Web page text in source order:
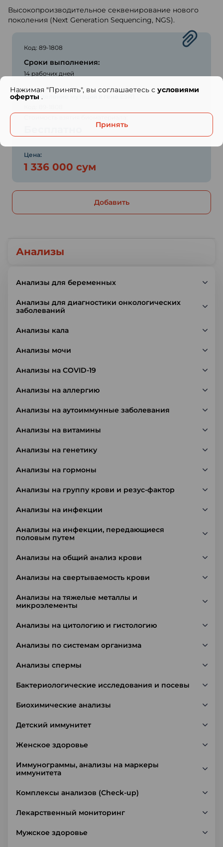
Анализы
Анализы для беременных
Анализы для диагностики онкологических
заболеваний
Анализы кала
Анализы мочи
Анализы на COVID-19
Анализы на аллергию
Анализы на аутоиммунные заболевания
Анализы на витамины
Анализы на генетику
Анализы на гормоны
Анализы на группу крови и резус-фактор
Анализы на инфекции
Анализы на инфекции, передающиеся
половым путем
Анализы на общий анализ крови
Анализы на свертываемость крови
Анализы на тяжелые металлы и
микроэлементы
Анализы на цитологию и гистологию
Анализы по системам организма
Анализы спермы
Бактериологические исследования и посевы
Биохимические анализы
Детский иммунитет
Женское здоровье
Иммунограммы, анализы на маркеры
иммунитета
Комплексы анализов (Check-up)
Лекарственный мониторинг
Мужское здоровье
Высокопроизводительное секвенирование нового
поколения (Next Generation Sequencing, NGS).
Код: 89-1808
Сроки выполнения:
14 рабочих дней
Определение мутаций в гене ESR1
Цена:
1 336 000 сум
Добавить
Нажимая "Принять", вы соглашаетесь с условиями
оферты .
Принять